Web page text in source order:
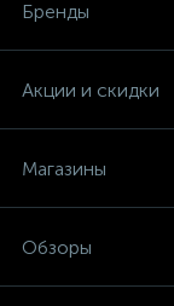
Бренды
Акции и скидки
Магазины
Обзоры